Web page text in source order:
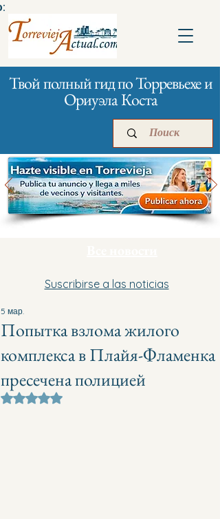
Твой полный гид по Торревьехе и
Ориуэла Коста
Главная Реклама
Suscribirse a las noticias
Попытка взлома жилого
комплекса в Плайя-Фламенка
пресечена полицией
5 мар.
Оценка: не число из 5 звезд.